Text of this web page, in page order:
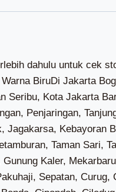
Gembong, Pebayuran, Serang Baru, Sukakarya, Sukatani, Sukawangi, Tambelang, Tambun Selatan, Tambun Utara, Tarumajaya, Bantar Gebang, Bekasi Barat, Bekasi Selatan, Bekasi Timur, Bekasi Utara, Jatiasih, Jatisampurna, Medan Satria, Mustika Jaya, Pondok Gede, Pondok Melati, Rawalumbu, Babakan Madang, Bojonggede, Caringin, Cariu, Ciampea, Ciawi, Cibinong, Cibungbulang, Cigombong, Cigudeg, Cijeruk, Cileungsi, Ciomas, Cisarua, Ciseeng, Citeureup, Dramaga, Gunung Putri, Gunungsindur, Jasinga, Jonggol, Kemang, Klapanunggal, Leuwiliang, Leuwisadeng, Megamendung, Nanggung, Pamijahan, Parung, Parung Panjang, Ranca Bungur, Rumpin, Sukajaya, Sukamakmur, Sukaraja, Tajur Halang, Tamansari, Tanjungsari, Tenjo, Tenjolaya, Bogor Barat, Bogor Selatan, Bogor Tengah, Bogor Timur, Bogor Utara, Tanah Sareal, Agrabinta, Bojongpicung, Campaka, Campaka Mulya, Cianjur, Cibeber, Cidaun, Cijati, Cikadu, Cikalongkulon, Cilaku, Cipanas, Ciranjang, Cugenang, Gekbrong, Haurwangi, Kadupandak, Leles, Mande, Naringgul, Pacet, Pagelaran, Pasirkuda, Sindangbarang, Sukaluyu, Sukanagara, Sukaresmi, Takokak, Tanggeung, Warungkondang, Beji, Bojongsari, Cilodong, Cimanggis, Cinere, Limo, Pancoran Mas, Sawangan, Sukmajaya, Tapos, Gading Serpong, Alam Sutera, BSD, Kawasan Puncak Bogor, Kalibaru, Marunda, Rorotan, Semper Barat, Semper Timur, Sukapura, Kelapa Gading Barat, Kelapa Gading Timur, Pegangsaan Dua, Lagoa, Rawa Badak Selatan, Rawa Badak Utara, Tugu Selatan, Tugu Utara, Ancol, Pademangan Barat, Pademangan Timur, Kamal Muara, Kapuk Muara, Pejagalan, Pluit, Kebon